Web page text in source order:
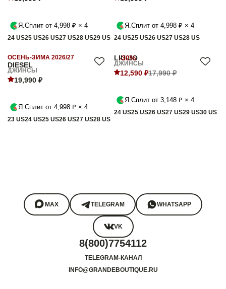
Я.Сплит от 4,998 ₽ × 4
24 US25 US26 US27 US28 US29 US
Я.Сплит от 4,998 ₽ × 4
24 US25 US26 US27 US28 US
DIESEL
ОСЕНЬ-ЗИМА 2026/27
ДЖИНСЫ
19,990 ₽
Я.Сплит от 4,998 ₽ × 4
23 US24 US25 US26 US27 US28 US
-30%
LIU-JO
ДЖИНСЫ
12,590 ₽17,990 ₽
Я.Сплит от 3,148 ₽ × 4
24 US25 US26 US27 US29 US30 US
MAX TELEGRAM WHATSAPP
VK
8(800)7754112
TELEGRAM-КАНАЛ
INFO@GRANDEBOUTIQUE.RU